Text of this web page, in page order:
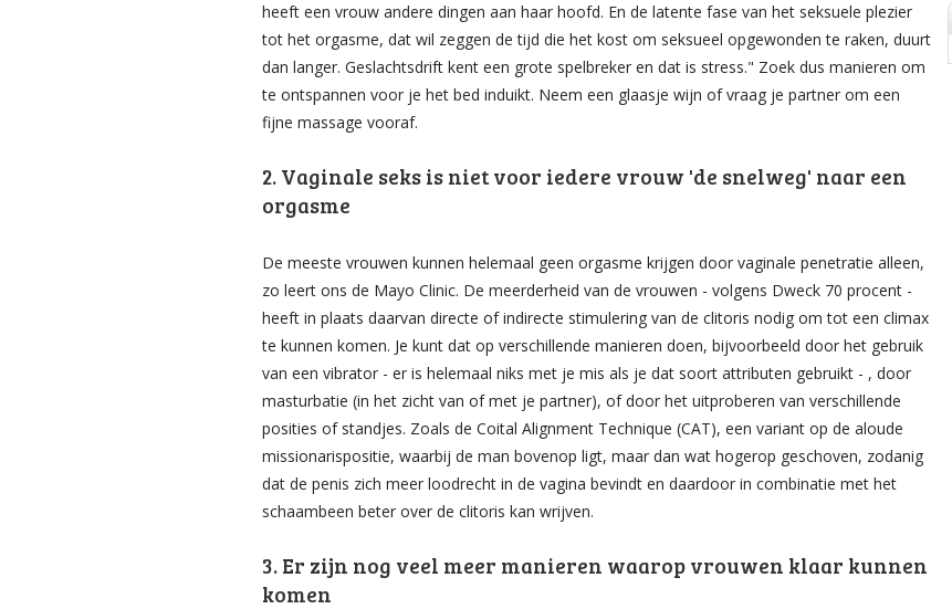
heeft een vrouw andere dingen aan haar hoofd. En de latente fase van het seksuele plezier
tot het orgasme, dat wil zeggen de tijd die het kost om seksueel opgewonden te raken, duurt
dan langer. Geslachtsdrift kent een grote spelbreker en dat is stress." Zoek dus manieren om
te ontspannen voor je het bed induikt. Neem een glaasje wijn of vraag je partner om een
fijne massage vooraf.
2. Vaginale seks is niet voor iedere vrouw 'de snelweg' naar een
orgasme
De meeste vrouwen kunnen helemaal geen orgasme krijgen door vaginale penetratie alleen,
zo leert ons de Mayo Clinic. De meerderheid van de vrouwen - volgens Dweck 70 procent -
heeft in plaats daarvan directe of indirecte stimulering van de clitoris nodig om tot een climax
te kunnen komen. Je kunt dat op verschillende manieren doen, bijvoorbeeld door het gebruik
van een vibrator - er is helemaal niks met je mis als je dat soort attributen gebruikt - , door
masturbatie (in het zicht van of met je partner), of door het uitproberen van verschillende
posities of standjes. Zoals de Coital Alignment Technique (CAT), een variant op de aloude
missionarispositie, waarbij de man bovenop ligt, maar dan wat hogerop geschoven, zodanig
dat de penis zich meer loodrecht in de vagina bevindt en daardoor in combinatie met het
schaambeen beter over de clitoris kan wrijven.
3. Er zijn nog veel meer manieren waarop vrouwen klaar kunnen
komen